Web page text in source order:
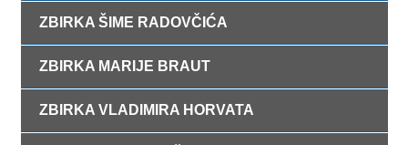
ZBIRKA ŠIME RADOVČIĆA
ZBIRKA MARIJE BRAUT
ZBIRKA VLADIMIRA HORVATA